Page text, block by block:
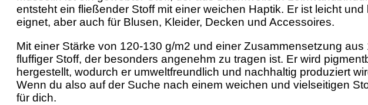
entsteht ein fließender Stoff mit einer weichen Haptik. Er ist leicht
eignet, aber auch für Blusen, Kleider, Decken und Accessoires.
Mit einer Stärke von 120-130 g/m2 und einer Zusammensetzung
fluffiger Stoff, der besonders angenehm zu tragen ist. Er wird
hergestellt, wodurch er umweltfreundlich und nachhaltig produziert
Wenn du also auf der Suche nach einem weichen und vielseitigen
für dich.